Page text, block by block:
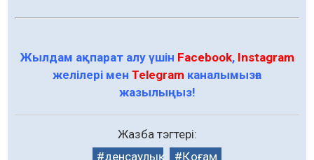
Жылдам ақпарат алу үшін Facebook, Instagram
желілері мен Telegram каналымызға
жазылыңыз!
Жазба тэгтері:
денсаулық
Қоғам